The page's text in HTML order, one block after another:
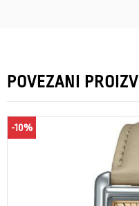
POVEZANI
-10%